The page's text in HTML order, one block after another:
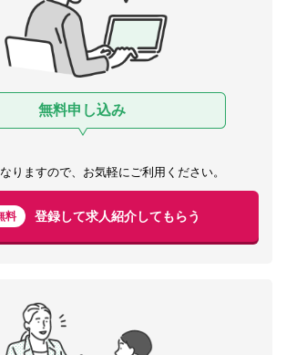
無料申し込み
りますので、お気軽にご利用ください。
料 登録して求人紹介してもらう